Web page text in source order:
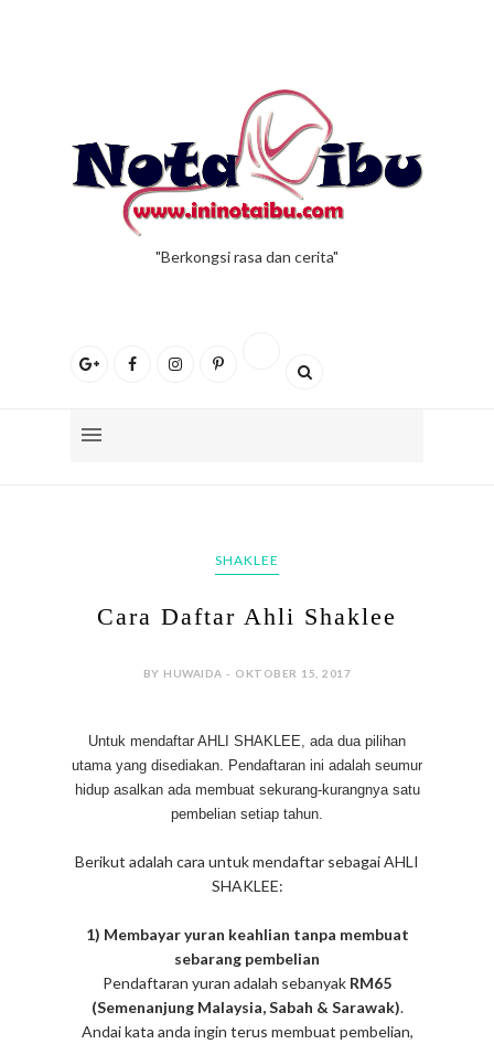
"Berkongsi rasa dan cerita"
SHAKLEE
Cara Daftar Ahli Shaklee
BY HUWAIDA - OKTOBER 15, 2017
Untuk mendaftar AHLI SHAKLEE, ada dua pilihan
utama yang disediakan. Pendaftaran ini adalah seumur
hidup asalkan ada membuat sekurang-kurangnya satu
pembelian setiap tahun.
Berikut adalah cara untuk mendaftar sebagai AHLI
SHAKLEE:
1) Membayar yuran keahlian tanpa membuat
sebarang pembelian
Pendaftaran yuran adalah sebanyak RM65
(Semenanjung Malaysia,Sabah & Sarawak).
Andai kata anda ingin terus membuat pembelian,